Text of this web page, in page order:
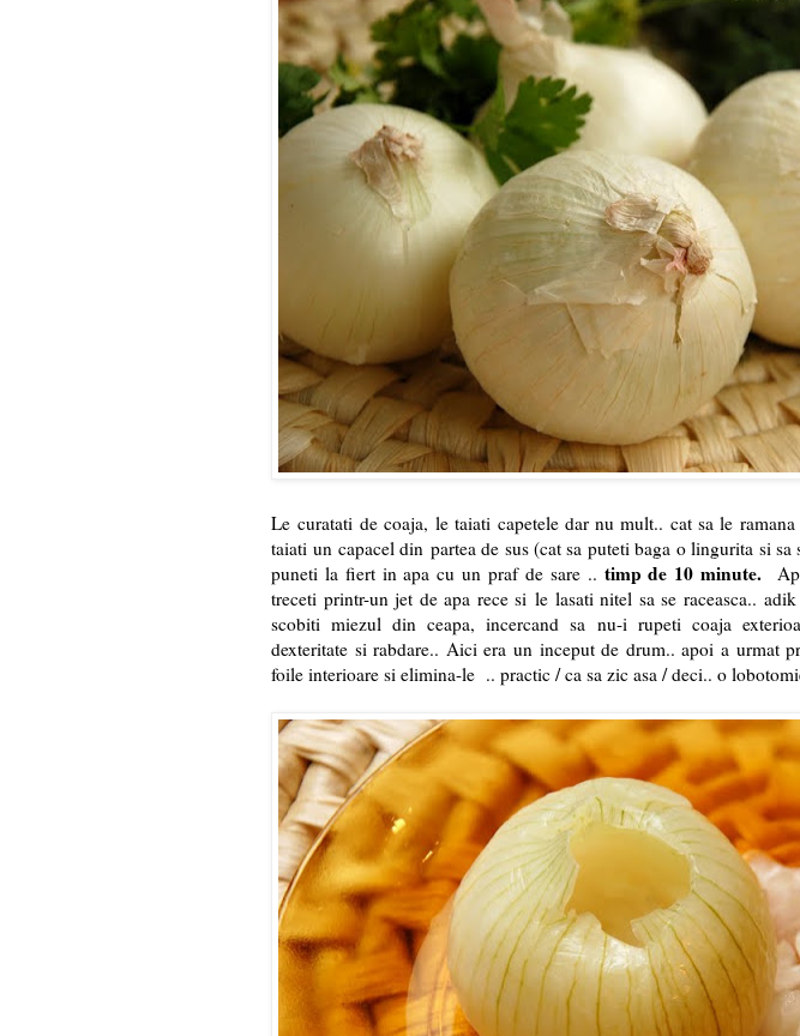
Le curatati de coaja, le taiati capetele dar nu mult.. cat sa le
taiati un capacel din partea de sus (cat sa puteti baga o lingurita si
puneti la fiert in apa cu un praf de sare .. timp de 10 minute.
treceti printr-un jet de apa rece si le lasati nitel sa se raceasca..
scobiti miezul din ceapa, incercand sa nu-i rupeti coaja
dexteritate si rabdare.. Aici era un inceput de drum.. apoi a urmat
foile interioare si elimina-le .. practic / ca sa zic asa / deci.. o